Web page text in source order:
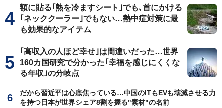
額に貼る｢熱を冷ますシート｣でも､首にかける
｢ネッククーラー｣でもない…熱中症対策に最
も効果的なアイテム
｢高収入の人ほど幸せ｣は間違いだった…世界
160カ国研究で分かった｢幸福を感じにくくな
る年収｣の分岐点
だから習近平は心底焦っている…中国のITもEVも壊滅させる力
を持つ日本が世界シェア8割を握る"素材"の名前